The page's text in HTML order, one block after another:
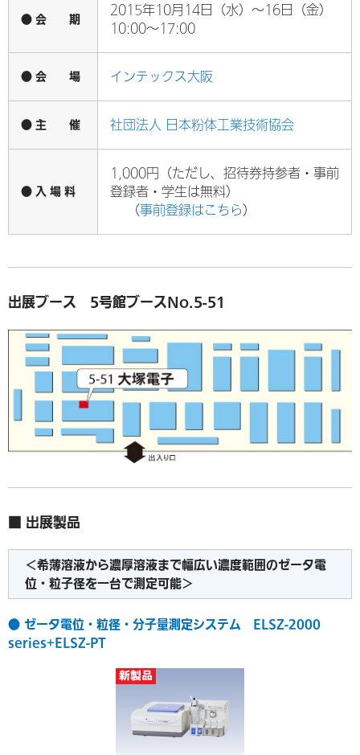
● 会 期
2015年10月14日（水）～16日（金）
10:00～17:00
● 会 場 インテックス大阪
● 主 催 社団法人 日本粉体工業技術協会
● 入 場 料
1,000円（ただし、招待券持参者・事前
登録者・学生は無料）
（事前登録はこちら）
出展ブース 5号館ブースNo.5-51
■ 出展製品
＜希薄溶液から濃厚溶液まで幅広い濃度範囲のゼータ電
位・粒子径を一台で測定可能＞
● ゼータ電位・粒径・分子量測定システム ELSZ-2000
series+ELSZ-PT